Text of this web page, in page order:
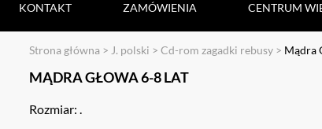
KONTAKT ZAMÓWIENIA CENTRUM
Strona główna > J. polski > Cd-rom zagadki rebusy > Mądra
MĄDRA GŁOWA 6-8 LAT
Rozmiar: .